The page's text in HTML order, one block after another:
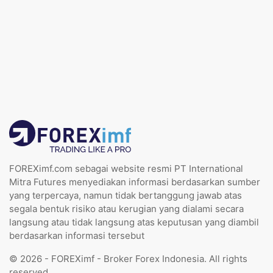
FOREXimf.com sebagai website resmi PT International
Mitra Futures menyediakan informasi berdasarkan sumber
yang terpercaya, namun tidak bertanggung jawab atas
segala bentuk risiko atau kerugian yang dialami secara
langsung atau tidak langsung atas keputusan yang diambil
berdasarkan informasi tersebut
© 2026 - FOREXimf - Broker Forex Indonesia. All rights